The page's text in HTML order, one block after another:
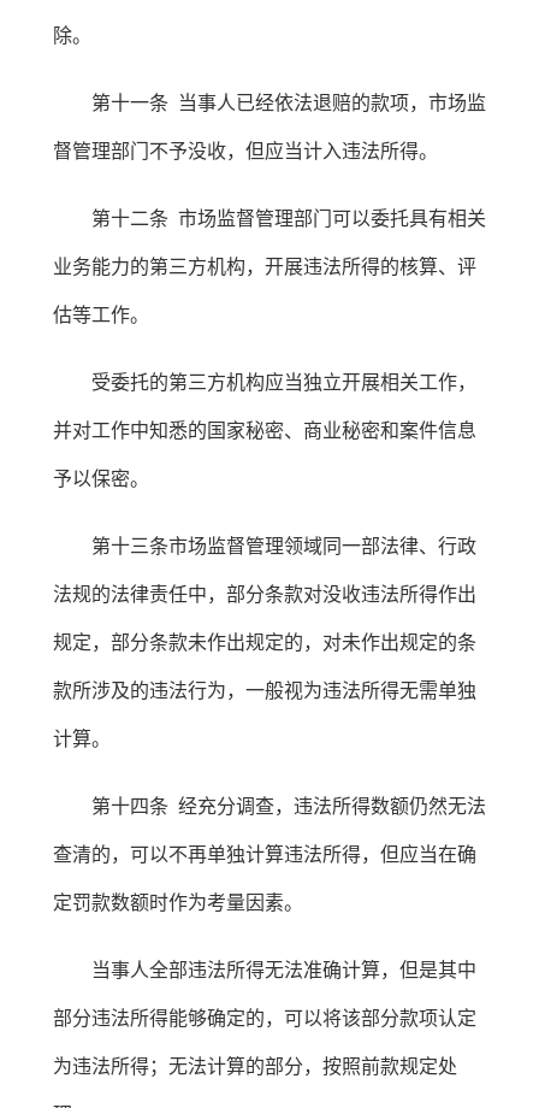
除。
第十一条 当事人已经依法退赔的款项，市场监
督管理部门不予没收，但应当计入违法所得。
第十二条 市场监督管理部门可以委托具有相关
业务能力的第三方机构，开展违法所得的核算、评
估等工作。
受委托的第三方机构应当独立开展相关工作，
并对工作中知悉的国家秘密、商业秘密和案件信息
予以保密。
第十三条市场监督管理领域同一部法律、行政
法规的法律责任中，部分条款对没收违法所得作出
规定，部分条款未作出规定的，对未作出规定的条
款所涉及的违法行为，一般视为违法所得无需单独
计算。
第十四条 经充分调查，违法所得数额仍然无法
查清的，可以不再单独计算违法所得，但应当在确
定罚款数额时作为考量因素。
当事人全部违法所得无法准确计算，但是其中
部分违法所得能够确定的，可以将该部分款项认定
为违法所得；无法计算的部分，按照前款规定处